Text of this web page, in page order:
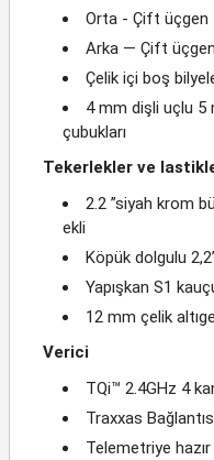
Orta - Çift üçgen
Arka — Çift
Çelik içi boş
4 mm dişli uçlu 5
çubukları
Tekerlekler ve
2.2 ”siyah krom
ekli
Köpük dolgulu
Yapışkan S1
12 mm çelik
Verici
TQi™ 2.4GHz 4
Traxxas
Telemetriye